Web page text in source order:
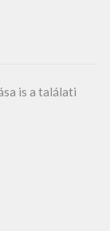
is a találati